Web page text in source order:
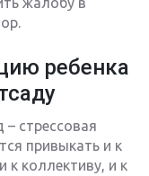
ребенка
стрессовая
привыкать и к
к коллективу, и к